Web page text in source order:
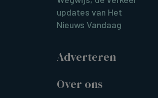
updates van Het
Nieuws Vandaag
Adverteren
Over ons